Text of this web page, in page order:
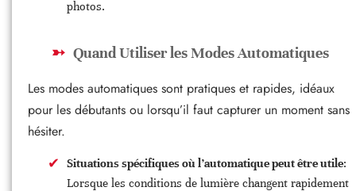
photos.
Quand Utiliser les Modes Automatiques
Les modes automatiques sont pratiques et rapides, idéaux
pour les débutants ou lorsqu’il faut capturer un moment sans
hésiter.
Situations spécifiques où l’automatique peut être utile:
Lorsque les conditions de lumière changent rapidement